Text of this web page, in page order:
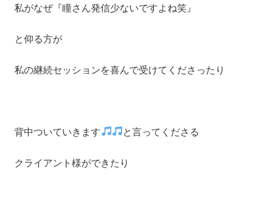
私がなぜ『瞳さん発信少ないですよね笑』
と仰る方が
私の継続セッションを喜んで受けてくださったり
背中ついていきます と言ってくださる
クライアント様ができたり